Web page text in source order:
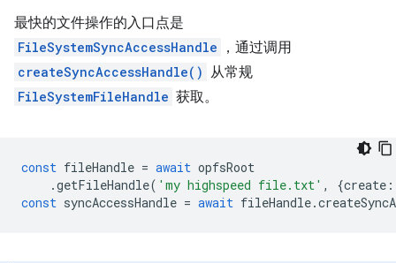
最快的文件操作的入口点是
FileSystemSyncAccessHandle ，通过调用
createSyncAccessHandle() 从常规
FileSystemFileHandle 获取。
const fileHandle = await opfsRoot
.getFileHandle( 'my highspeed file.txt' , {create :
const syncAccessHandle = await fileHandle.